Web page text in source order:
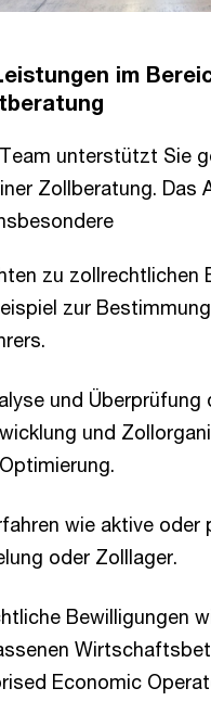
im
unterstützt Sie
Zollberatung. Das
zu zollrechtlichen
zur
und Überprüfung
und
wie aktive oder
oder Zolllager.
Bewilligungen
Economic